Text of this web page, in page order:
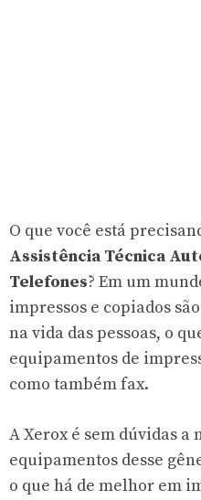
O que você está
Assistência Técnica
Telefones? Em um
impressos e copiados
na vida das pessoas, o
equipamentos de
como também fax.
A Xerox é sem dúvidas
equipamentos desse
o que há de melhor em